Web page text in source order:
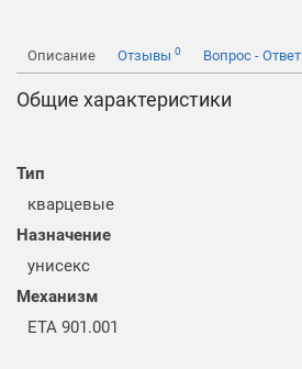
Описание Отзывы 0 Вопрос - Ответ
Общие характеристики
Тип
кварцевые
Назначение
унисекс
Механизм
ETA 901.001